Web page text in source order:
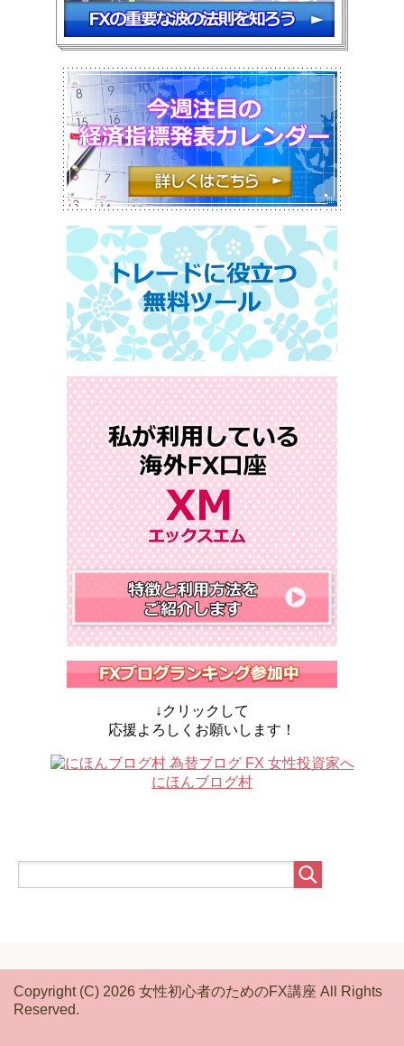
↓クリックして
応援よろしくお願いします！
にほんブログ村
Copyright (C) 2026 女性初心者のためのFX講座 All Rights
Reserved.